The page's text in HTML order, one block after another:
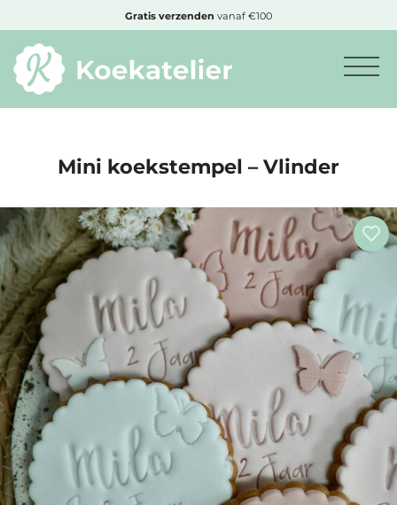
Minimum
Nieuwe
producten
Producten
op
soort
Producten
op
thema
Maatwerk
Gratis verzenden vanaf €100
Mini koekstempel – Vlinder